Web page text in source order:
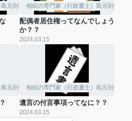
元則行のひとりごと。
相続の専門家（行政書士）島元則行の
配偶者居住権ってなんでしょう
か？？
2024.03.15
元則行のひとりごと。
相続の専門家（行政書士）島元則行の
遺言の付言事項ってなに？？
2024.03.15